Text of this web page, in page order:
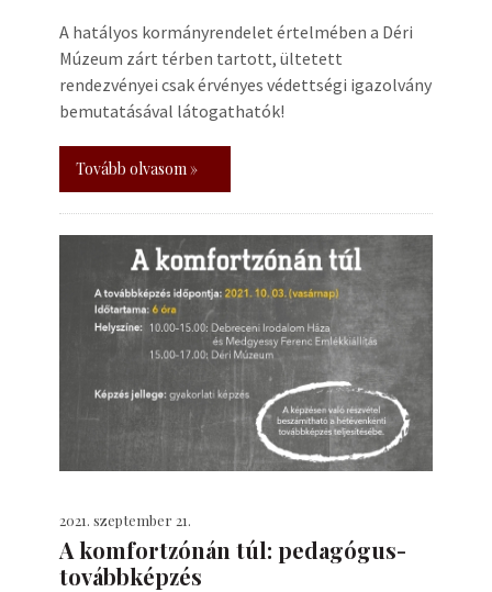
A hatályos kormányrendelet értelmében a Déri
Múzeum zárt térben tartott, ültetett
rendezvényei csak érvényes védettségi igazolvány
bemutatásával látogathatók!
Tovább olvasom »
2021. szeptember 21.
A komfortzónán túl: pedagógus-
továbbképzés